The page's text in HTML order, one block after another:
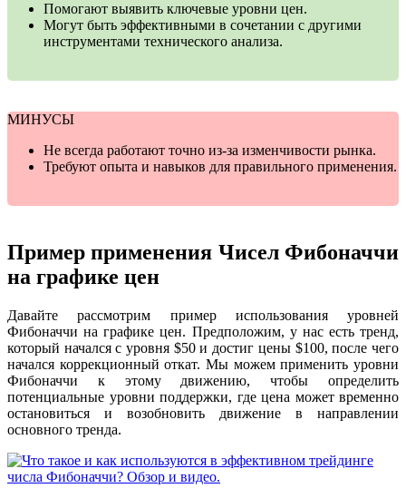
Помогают выявить ключевые уровни цен.
Могут быть эффективными в сочетании с другими
инструментами технического анализа.
МИНУСЫ
Не всегда работают точно из-за изменчивости рынка.
Требуют опыта и навыков для правильного применения.
Пример применения Чисел Фибоначчи
на графике цен
Давайте рассмотрим пример использования уровней
Фибоначчи на графике цен. Предположим, у нас есть тренд,
который начался с уровня $50 и достиг цены $100, после чего
начался коррекционный откат. Мы можем применить уровни
Фибоначчи к этому движению, чтобы определить
потенциальные уровни поддержки, где цена может временно
остановиться и возобновить движение в направлении
основного тренда.